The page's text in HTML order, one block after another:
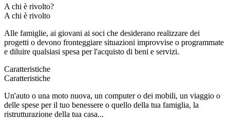
A chi è rivolto?
A chi è rivolto
Alle famiglie, ai giovani ai soci che desiderano realizzare dei
progetti o devono fronteggiare situazioni improvvise o programmate
e diluire qualsiasi spesa per l'acquisto di beni e servizi.
Caratteristiche
Caratteristiche
Un'auto o una moto nuova, un computer o dei mobili, un viaggio o
delle spese per il tuo benessere o quello della tua famiglia, la
ristrutturazione della tua casa...